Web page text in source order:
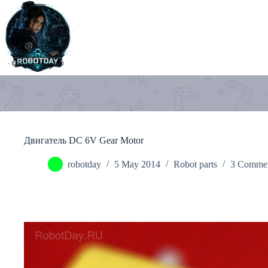
content
Двигатель DC 6V Gear Motor
robotday 5 May 2014 Robot parts 3